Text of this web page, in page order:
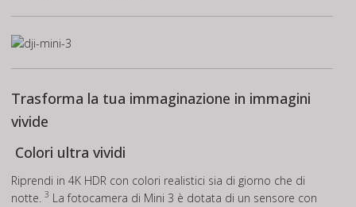
Trasforma la tua immaginazione in immagini
vivide
Colori ultra vividi
Riprendi in 4K HDR con colori realistici sia di giorno che di
notte. 3 La fotocamera di Mini 3 è dotata di un sensore con